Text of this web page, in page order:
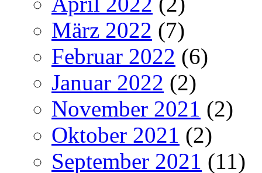
März 2022 (7)
Februar 2022 (6)
Januar 2022 (2)
November 2021 (2)
Oktober 2021 (2)
September 2021 (11)